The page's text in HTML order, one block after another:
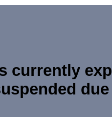
currently